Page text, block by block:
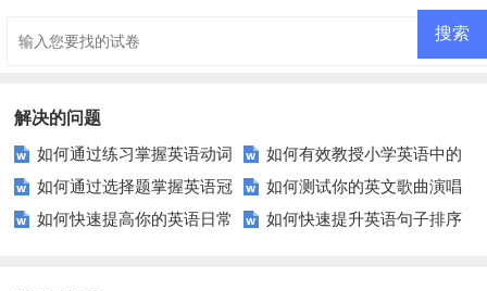
解决的问题
如何通过练习掌握英语动词
时态？
如何有效教授小学英语中的
情态动词？
如何通过选择题掌握英语冠
词的正确使用？
如何测试你的英文歌曲演唱
能力？
如何快速提高你的英语日常
如何快速提升英语句子排序